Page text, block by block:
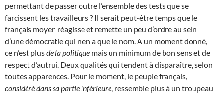
permettant de passer outre l’ensemble des tests que se
farcissent les travailleurs ? Il serait peut-être temps que le
français moyen réagisse et remette un peu d’ordre au sein
d’une démocratie qui n’en a que le nom. A un moment donné,
ce n’est plusde la politique mais un minimum de bon sens et de
respect d’autrui. Deux qualités qui tendent à disparaître, selon
toutes apparences. Pour le moment, le peuple français,
considéré dans sa partie inférieure , ressemble plus à un troupeau